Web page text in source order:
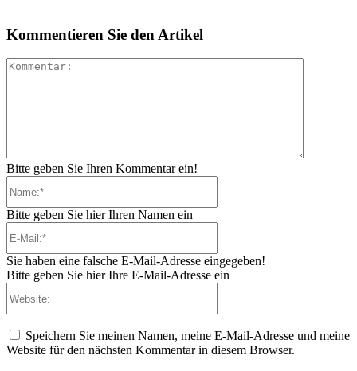
Kommentieren Sie den Artikel
Bitte geben Sie Ihren Kommentar ein!
Bitte geben Sie hier Ihren Namen ein
Sie haben eine falsche E-Mail-Adresse eingegeben!
Bitte geben Sie hier Ihre E-Mail-Adresse ein
Speichern Sie meinen Namen, meine E-Mail-Adresse und meine
Website für den nächsten Kommentar in diesem Browser.